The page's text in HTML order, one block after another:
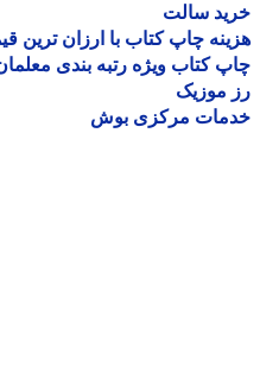
سالت
چاپ کتاب با ارزان ترین قیمت
کتاب ویژه رتبه بندی معلمان
موزیک
مرکزی بوش